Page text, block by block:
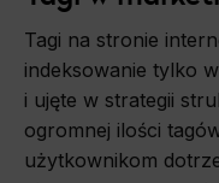
Marketing
Scope responsible for displaying personalized
user, providing him or her with the marketing,
Tagi na stronie
indeksowanie tylko
i ujęte w strategii
ogromnej ilości
użytkownikom